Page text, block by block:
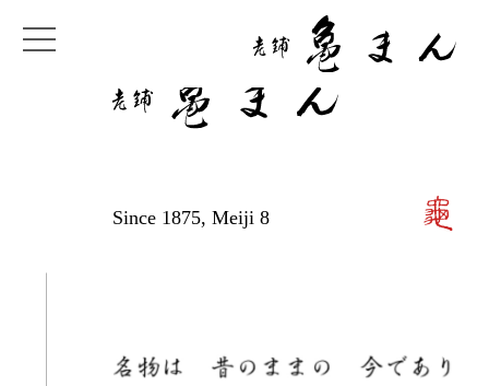
Since 1875, Meiji 8